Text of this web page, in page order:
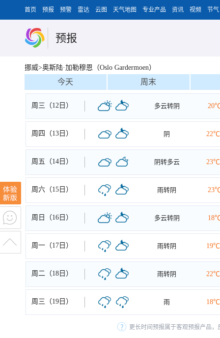
首页 预报 预警 雷达 云图 天气地图 专业产品 资讯 视频 节气
预报
挪威>奥斯陆·加勒穆恩（Oslo Gardermoen）
今天 周末
周三（12日） 多云转阴
周四（13日） 阴 22℃
周五（14日） 阴转多云 23℃
周六（15日） 雨转阴
周日（16日） 多云转阴
周一（17日） 雨转阴 19℃
周二（18日） 雨转阴 22℃
周三（19日） 雨 18℃
更长时间预报属于客观预报产品